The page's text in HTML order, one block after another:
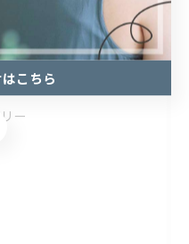
Categories
ー
こちら
こちら